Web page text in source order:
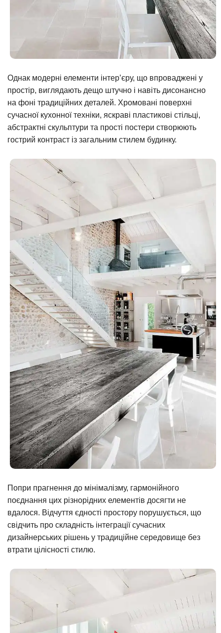
Однак модерні елементи інтер’єру, що впроваджені у
простір, виглядають дещо штучно і навіть дисонансно
на фоні традиційних деталей. Хромовані поверхні
сучасної кухонної техніки, яскраві пластикові стільці,
абстрактні скульптури та прості постери створюють
гострий контраст із загальним стилем будинку.
Попри прагнення до мінімалізму, гармонійного
поєднання цих різнорідних елементів досягти не
вдалося. Відчуття єдності простору порушується, що
свідчить про складність інтеграції сучасних
дизайнерських рішень у традиційне середовище без
втрати цілісності стилю.